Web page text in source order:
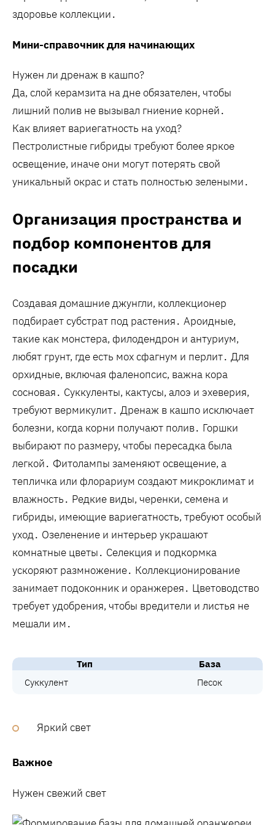
здоровье коллекции․
Мини-справочник для начинающих
Нужен ли дренаж в кашпо?
Да‚ слой керамзита на дне обязателен‚ чтобы
лишний полив не вызывал гниение корней․
Как влияет вариегатность на уход?
Пестролистные гибриды требуют более яркое
освещение‚ иначе они могут потерять свой
уникальный окрас и стать полностью зелеными․
Организация пространства и
подбор компонентов для
посадки
Создавая домашние джунгли‚ коллекционер
подбирает субстрат под растения․ Ароидные‚
такие как монстера‚ филодендрон и антуриум‚
любят грунт‚ где есть мох сфагнум и перлит․ Для
орхидные‚ включая фаленопсис‚ важна кора
сосновая․ Суккуленты‚ кактусы‚ алоэ и эхеверия‚
требуют вермикулит․ Дренаж в кашпо исключает
болезни‚ когда корни получают полив․ Горшки
выбирают по размеру‚ чтобы пересадка была
легкой․ Фитолампы заменяют освещение‚ а
тепличка или флорариум создают микроклимат и
влажность․ Редкие виды‚ черенки‚ семена и
гибриды‚ имеющие вариегатность‚ требуют особый
уход․ Озеленение и интерьер украшают
комнатные цветы․ Селекция и подкормка
ускоряют размножение․ Коллекционирование
занимает подоконник и оранжерея․ Цветоводство
требует удобрения‚ чтобы вредители и листья не
мешали им․
Тип
База
Суккулент
Песок
Яркий свет
Важное
Нужен свежий свет